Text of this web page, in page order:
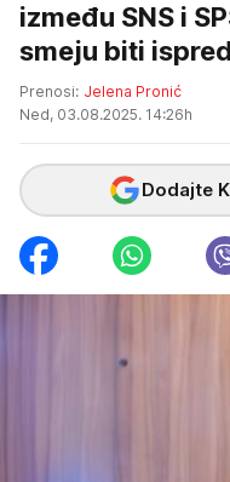
između SNS i
smeju biti
Prenosi: Jelena Pronić
Ned, 03.08.2025. 14:26h
Dodajte